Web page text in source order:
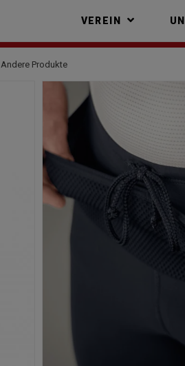
VEREIN
Andere Produkte